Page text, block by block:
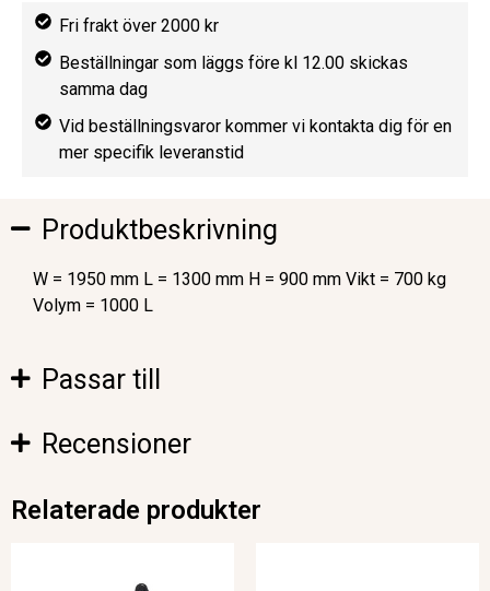
Fri frakt över 2000 kr
Beställningar som läggs före kl 12.00 skickas
samma dag
Vid beställningsvaror kommer vi kontakta dig för en
mer specifik leveranstid
Produktbeskrivning
W = 1950 mm L = 1300 mm H = 900 mm Vikt = 700 kg
Volym = 1000 L
Passar till
Recensioner
Relaterade produkter